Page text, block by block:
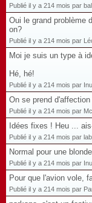
Publié il y a 214 mois par
Oui le grand problème
on?
Publié il y a 214 mois par
Moi je suis un type à
Hé, hé!
Publié il y a 214 mois par
On se prend
Publié il y a 214 mois par
Idées fixes ! Heu ...
Publié il y a 214 mois par
Normal pour une
Publié il y a 214 mois par
Pour que l'avion vole,
Publié il y a 214 mois par